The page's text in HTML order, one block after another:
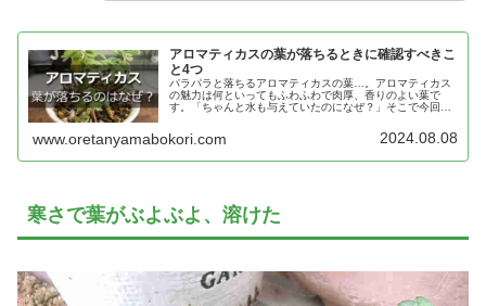
アロマティカスの葉が落ちるときに確認すべきこ
と4つ
パラパラと落ちるアロマティカスの葉…。アロマティカス
の魅力は何といってもふわふわで肉厚、香りのよい葉で
す。「ちゃんと水も与えていたのになぜ？」そこで今回
www.oretanyamabokori.com 2024.08.08
寒さで葉がぶよぶよ、溶けた